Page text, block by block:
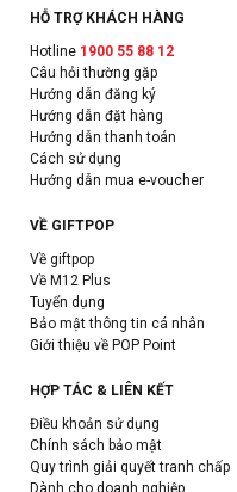
HỖ TRỢ KHÁCH HÀNG
Hotline 1900 55 88 12
Câu hỏi thường gặp
Hướng dẫn đăng ký
Hướng dẫn đặt hàng
Hướng dẫn thanh toán
Cách sử dụng
Hướng dẫn mua e-voucher
VỀ GIFTPOP
Về giftpop
Về M12 Plus
Tuyển dụng
Bảo mật thông tin cá nhân
Giới thiệu về POP Point
HỢP TÁC & LIÊN KẾT
Điều khoản sử dụng
Chính sách bảo mật
Quy trình giải quyết tranh chấp